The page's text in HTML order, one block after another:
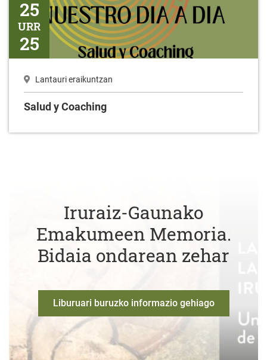
25
URR
25
Lantauri eraikuntzan
Salud y Coaching
Iruraiz-Gaunako
Emakumeen Memoria.
Bidaia ondarean zehar
Liburuari buruzko informazio gehiago